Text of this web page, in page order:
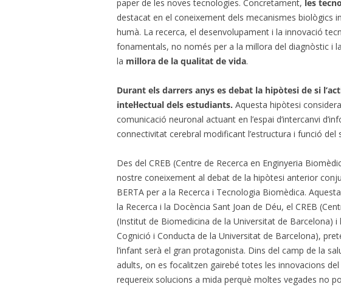
paper de les noves tecnologies. Concretament, les
destacat en el coneixement dels mecanismes biològics
humà. La recerca, el desenvolupament i la innovació
fonamentals, no només per a la millora del diagnòstic i
la millora de la qualitat de vida.
Durant els darrers anys es debat la hipòtesi de si
intel·lectual dels estudiants. Aquesta hipòtesi
comunicació neuronal actuant en l’espai d’intercanvi
connectivitat cerebral modificant l’estructura i funció del
Des del CREB (Centre de Recerca en Enginyeria
nostre coneixement al debat de la hipòtesi anterior
BERTA per a la Recerca i Tecnologia Biomèdica.
la Recerca i la Docència Sant Joan de Déu, el CREB
(Institut de Biomedicina de la Universitat de Barcelona) i
Cognició i Conducta de la Universitat de Barcelona),
l’infant serà el gran protagonista. Dins del camp de la
adults, on es focalitzen gairebé totes les innovacions
requereix solucions a mida perquè moltes vegades no